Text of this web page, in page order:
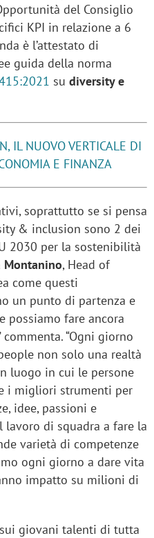
del Consiglio
KPI in relazione a 6
è l’attestato di
guida della norma
su diversity e
IL NUOVO VERTICALE DI
E FINANZA
soprattutto se si pensa
& inclusion sono 2 dei
2030 per la sostenibilità
Montanino, Head of
come questi
un punto di partenza e
possiamo fare ancora
“Ogni giorno
non solo una realtà
luogo in cui le persone
i migliori strumenti per
idee, passioni e
lavoro di squadra a fare la
varietà di competenze
ogni giorno a dare vita
impatto su milioni di
giovani talenti di tutta